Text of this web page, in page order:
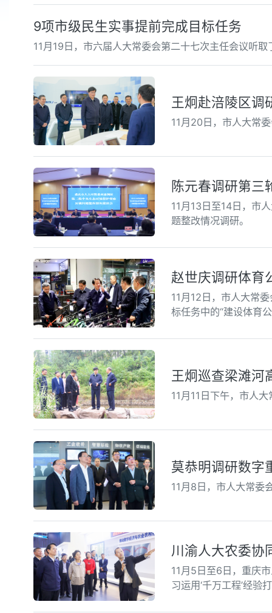
9项市级民生实事提前完成目标任务
11月19日，市六届人大常委会第二十七次主任会议听
王炯赴涪陵区调
11月20日，市人大常
陈元春调研第三
11月13日至14日，市
题整改情况调研。
赵世庆调研体育
11月12日，市人大常
标任务中的“建设体育
王炯巡查梁滩河
11月11日下午，市人
莫恭明调研数字
11月8日，市人大常委
川渝人大农委协
11月5日至6日，重庆
习运用‘千万工程’经验